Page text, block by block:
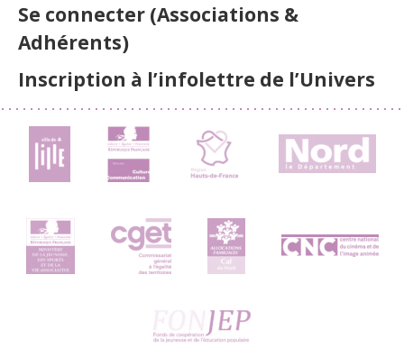
Se connecter (Associations &
Adhérents)
Inscription à l’infolettre de l’Univers